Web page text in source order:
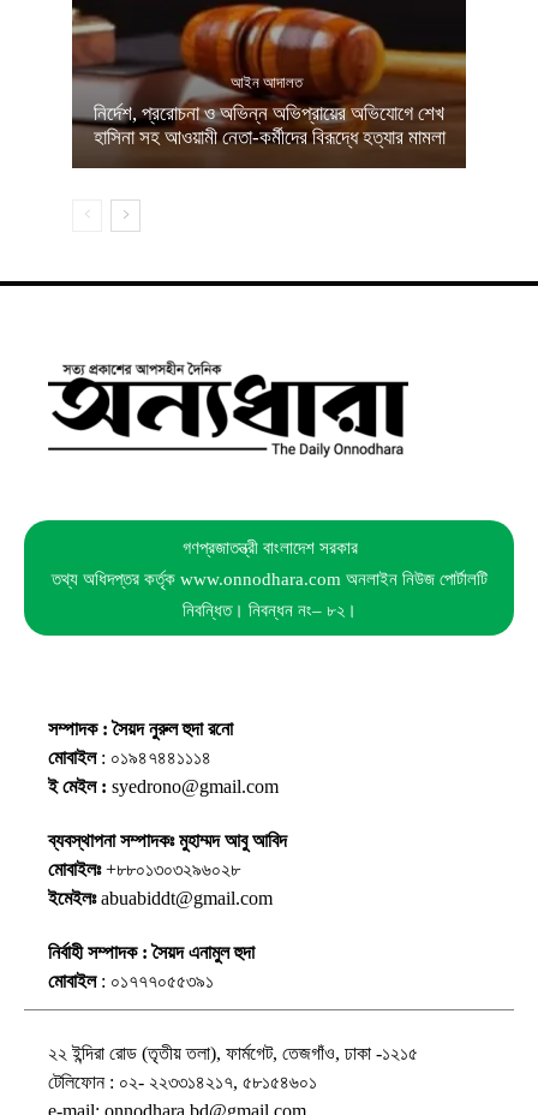
আইন আদালত
নির্দেশ, প্ররোচনা ও অভিন্ন অভিপ্রায়ের অভিযোগে শেখ
হাসিনা সহ আওয়ামী নেতা-কর্মীদের বিরূদ্ধে হত্যার মামলা
গণপ্রজাতন্ত্রী বাংলাদেশ সরকার
তথ্য অধিদপ্তর কর্তৃক www.onnodhara.com অনলাইন নিউজ পোর্টালটি
নিবন্ধিত। নিবন্ধন নং– ৮২।
সম্পাদক : সৈয়দ নুরুল হুদা রনো
মোবাইল: ০১৯৪৭৪৪১১১৪
ই মেইল : syedrono@gmail.com
ব্যবস্থাপনা সম্পাদকঃ মুহাম্মদ আবু আবিদ
মোবাইলঃ+৮৮০১৩০৩২৯৬০২৮
ইমেইলঃabuabiddt@gmail.com
নির্বাহী সম্পাদক : সৈয়দ এনামুল হুদা
মোবাইল: ০১৭৭৭০৫৫৩৯১
২২ ইন্দিরা রোড (তৃতীয় তলা), ফার্মগেট, তেজগাঁও, ঢাকা -১২১৫
টেলিফোন : ০২- ২২৩৩১৪২১৭, ৫৮১৫৪৬০১